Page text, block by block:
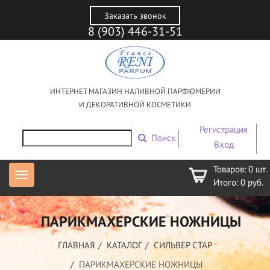
Заказать звонок
8 (903) 446-31-51
ИНТЕРНЕТ МАГАЗИН НАЛИВНОЙ ПАРФЮМЕРИИ
И ДЕКОРАТИВНОЙ КОСМЕТИКИ
Поиск
Регистрация
Вход
Товаров: 0 шт.
Итого: 0 руб.
ПАРИКМАХЕРСКИЕ НОЖНИЦЫ
ГЛАВНАЯ КАТАЛОГ
СИЛЬВЕР СТАР
ПАРИКМАХЕРСКИЕ НОЖНИЦЫ